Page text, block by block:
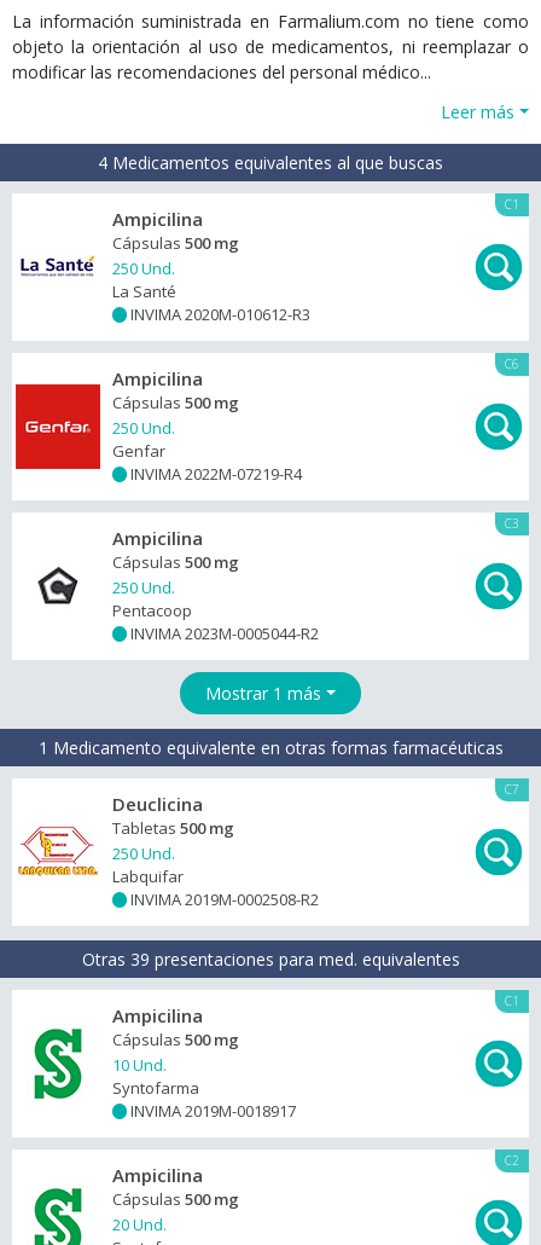
La información suministrada en Farmalium.com no tiene como
objeto la orientación al uso de medicamentos, ni reemplazar o
modificar las recomendaciones del personal médico...
Leer más
4 Medicamentos equivalentes al que buscas
C1
Ampicilina
Cápsulas 500 mg
250 Und.
La Santé
INVIMA 2020M-010612-R3
C6
Ampicilina
Cápsulas 500 mg
250 Und.
Genfar
INVIMA 2022M-07219-R4
C3
Ampicilina
Cápsulas 500 mg
250 Und.
Pentacoop
INVIMA 2023M-0005044-R2
Mostrar 1 más
1 Medicamento equivalente en otras formas farmacéuticas
C7
Deuclicina
Tabletas 500 mg
250 Und.
Labquifar
INVIMA 2019M-0002508-R2
Otras 39 presentaciones para med. equivalentes
C1
Ampicilina
Cápsulas 500 mg
10 Und.
Syntofarma
INVIMA 2019M-0018917
C2
Ampicilina
Cápsulas 500 mg
20 Und.